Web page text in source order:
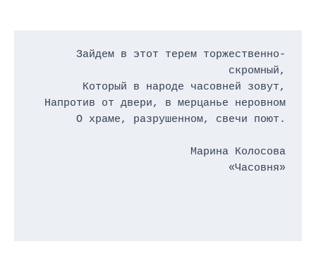
Зайдем в этот терем торжественно-
скромный,
Который в народе часовней зовут,
Напротив от двери, в мерцанье неровном
О храме, разрушенном, свечи поют.
Марина Колосова